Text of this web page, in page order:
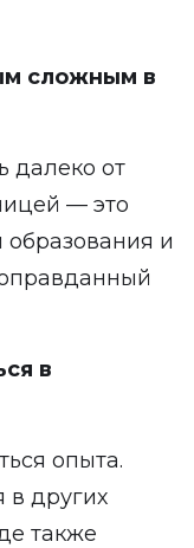
сложным в
далеко от
— это
и
в
опыта.
в других
также